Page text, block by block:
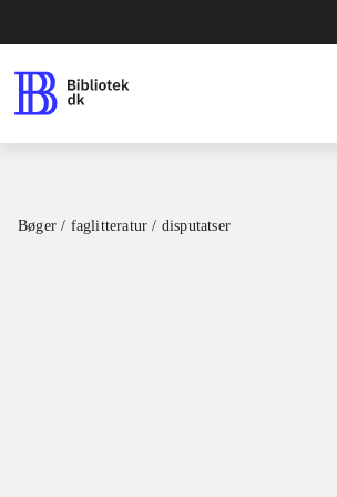
Bøger / faglitteratur / disputatser